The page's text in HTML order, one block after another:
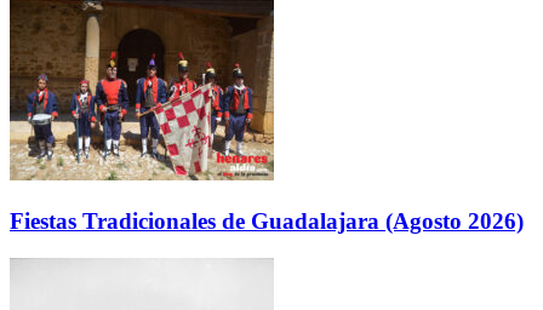
Fiestas Tradicionales de Guadalajara (Agosto 2026)